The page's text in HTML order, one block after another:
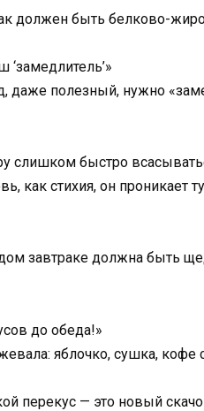
должен быть белково-
даже полезный, нужно
слишком быстро
как стихия, он проникает
завтраке должна быть
до обеда!»
яблочко, сушка,
перекус — это новый